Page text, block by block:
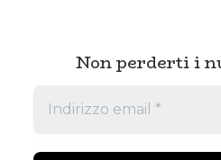
Non perderti i